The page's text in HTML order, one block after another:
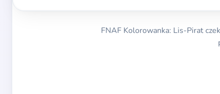
FNAF Kolorowanka: Lis-Pirat